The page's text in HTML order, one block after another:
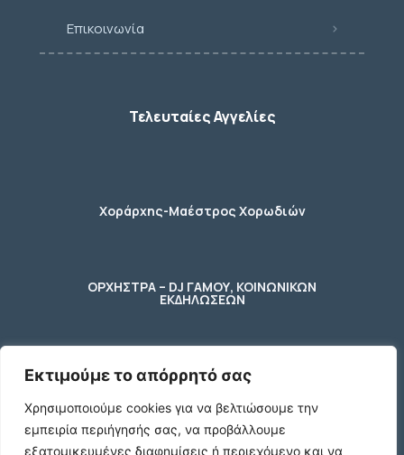
Εκτιμούμε το απόρρητό σας
Χρησιμοποιούμε cookies για να βελτιώσουμε την
εμπειρία περιήγησής σας, να προβάλλουμε
εξατομικευμένες διαφημίσεις ή περιεχόμενο και να
Επικοινωνία
Τελευταίες Αγγελίες
Χοράρχης-Μαέστρος Χορωδιών
ΟΡΧΗΣΤΡΑ – DJ ΓΑΜΟΥ, ΚΟΙΝΩΝΙΚΩΝ
ΕΚΔΗΛΩΣΕΩΝ
φύλακας – κηπουρος
2 Ποτήρια μπύρας ενός λίτρου (1 L)